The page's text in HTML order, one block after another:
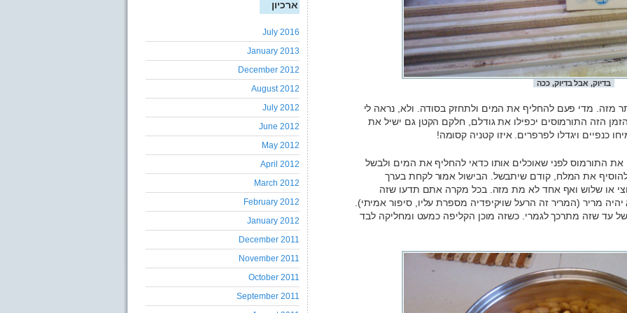
בדיוק, אבל בדיוק, ככה
אפילו ליותר מזה. מדי פעם להחליף את המים ולתחזק בסודה. ולא, נראה לי
הזה התורמוסים יכפילו את גודלם, חלקם הקטן גם ישיל את
כנפיים ויגדלו לפרפרים. איזו קטניה קסומה!
התורמוס לפני שאוכלים אותו כדאי להחליף את המים ולבשל
להוסיף את המלח, קודם שיתבשל. הבישול אמור לקחת בערך
או שלוש ואף אחד לא מת מזה. בכל מקרה אתם תדעו שזה
מריר (המריר זה הרעל שויקיפדיה מספרת עליו, סיפור אמיתי).
עד שזה מתרכך לגמרי. כשזה מוכן הקליפה כמעט ומחליקה לבד
ארכיון
July 2016
January 2013
December 2012
August 2012
July 2012
June 2012
May 2012
April 2012
March 2012
February 2012
January 2012
December 2011
November 2011
October 2011
September 2011